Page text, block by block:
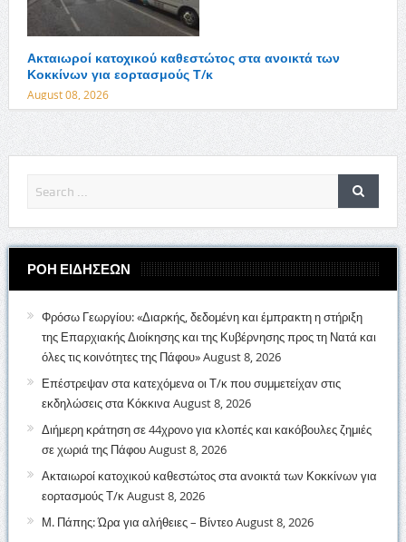
Ακταιωροί κατοχικού καθεστώτος στα ανοικτά των
Κοκκίνων για εορτασμούς Τ/κ
August 08, 2026
ΡΟΗ ΕΙΔΗΣΕΩΝ
Φρόσω Γεωργίου: «Διαρκής, δεδομένη και έμπρακτη η στήριξη
της Επαρχιακής Διοίκησης και της Κυβέρνησης προς τη Νατά και
όλες τις κοινότητες της Πάφου»August 8, 2026
Επέστρεψαν στα κατεχόμενα οι Τ/κ που συμμετείχαν στις
εκδηλώσεις στα Κόκκινα August 8, 2026
Διήμερη κράτηση σε 44χρονο για κλοπές και κακόβουλες ζημιές
σε χωριά της ΠάφουAugust 8, 2026
Ακταιωροί κατοχικού καθεστώτος στα ανοικτά των Κοκκίνων για
εορτασμούς Τ/κAugust 8, 2026
Μ. Πάπης: Ώρα για αλήθειες – ΒίντεοAugust 8, 2026